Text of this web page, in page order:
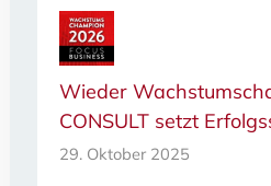
Wieder
CONSULT setzt
29. Oktober 2025